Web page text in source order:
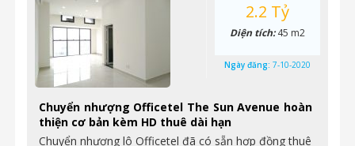
Chuyển nhượng Officetel The Sun Avenue hoàn
thiện cơ bản kèm HD thuê dài hạn
Chuyển nhượng lô Officetel đã có sẵn hợp đồng thuê
2.2 Tỷ
Diện tích:45 m2
Ngày đăng: 7-10-2020